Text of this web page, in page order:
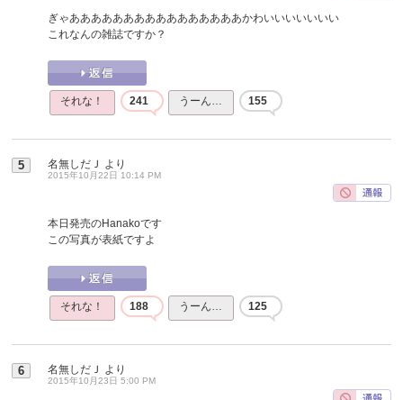
ぎゃああああああああああああああああかわいいいいいいい
これなんの雑誌ですか？
それな！ 241 うーん… 155
5 名無しだＪ より
2015年10月22日 10:14 PM
本日発売のHanakoです
この写真が表紙ですよ
それな！ 188 うーん… 125
6 名無しだＪ より
2015年10月23日 5:00 PM